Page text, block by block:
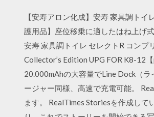
【安寿アロン化成】安寿 家具調ト
護用品】座位移乗に適したはね上げ
安寿 家具調トイレ セレクトR コン
Collector’s Edition UPG FOR K8-12
20.000mAhの大容量でLine Dock（
ージャー同様、高速で充電可能。
ます。 RealTimes Storiesを作成し